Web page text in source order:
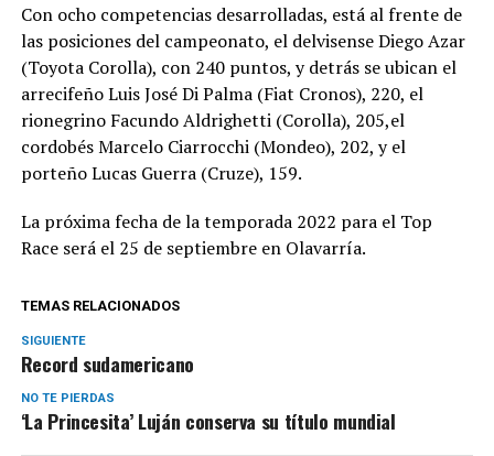
Con ocho competencias desarrolladas, está al frente de
las posiciones del campeonato, el delvisense Diego Azar
(Toyota Corolla), con 240 puntos, y detrás se ubican el
arrecifeño Luis José Di Palma (Fiat Cronos), 220, el
rionegrino Facundo Aldrighetti (Corolla), 205,el
cordobés Marcelo Ciarrocchi (Mondeo), 202, y el
porteño Lucas Guerra (Cruze), 159.
La próxima fecha de la temporada 2022 para el Top
Race será el 25 de septiembre en Olavarría.
TEMAS RELACIONADOS
SIGUIENTE
Record sudamericano
NO TE PIERDAS
‘La Princesita’ Luján conserva su título mundial